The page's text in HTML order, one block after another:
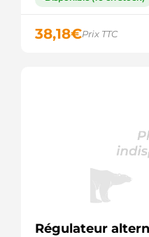
38,18€Prix TTC
Régulateur